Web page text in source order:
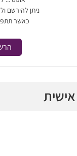
ניתן להירשם
כאשר